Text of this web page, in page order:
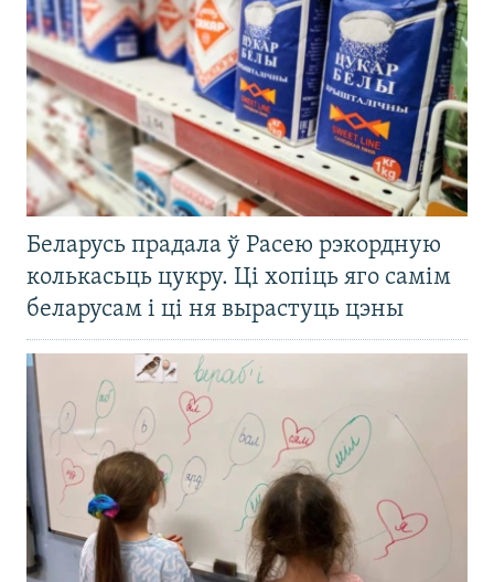
Беларусь прадала ў Расею рэкордную
колькасьць цукру. Ці хопіць яго самім
беларусам і ці ня вырастуць цэны